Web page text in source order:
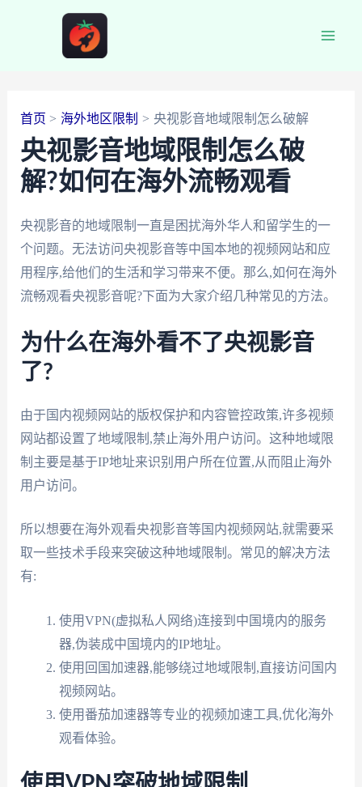
首页 海外地区限制 央视影音地域限制怎么破解
央视影音地域限制怎么破
解?如何在海外流畅观看
央视影音的地域限制一直是困扰海外华人和留学生的一
个问题。无法访问央视影音等中国本地的视频网站和应
用程序,给他们的生活和学习带来不便。那么,如何在海外
流畅观看央视影音呢?下面为大家介绍几种常见的方法。
为什么在海外看不了央视影音
了?
由于国内视频网站的版权保护和内容管控政策,许多视频
网站都设置了地域限制,禁止海外用户访问。这种地域限
制主要是基于IP地址来识别用户所在位置,从而阻止海外
用户访问。
所以想要在海外观看央视影音等国内视频网站,就需要采
取一些技术手段来突破这种地域限制。常见的解决方法
有:
使用VPN(虚拟私人网络)连接到中国境内的服务
器,伪装成中国境内的IP地址。
使用回国加速器,能够绕过地域限制,直接访问国内
视频网站。
使用番茄加速器等专业的视频加速工具,优化海外
观看体验。